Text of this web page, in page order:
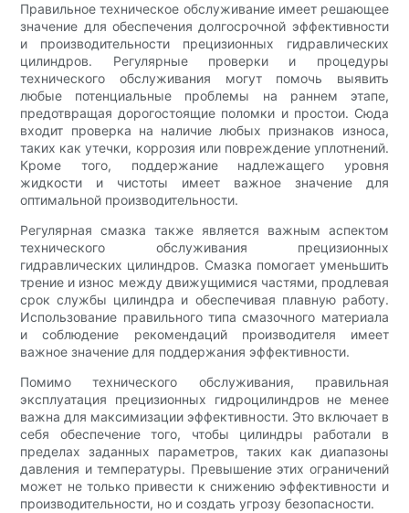
Правильное техническое обслуживание имеет решающее
значение для обеспечения долгосрочной эффективности
и производительности прецизионных гидравлических
цилиндров. Регулярные проверки и процедуры
технического обслуживания могут помочь выявить
любые потенциальные проблемы на раннем этапе,
предотвращая дорогостоящие поломки и простои. Сюда
входит проверка на наличие любых признаков износа,
таких как утечки, коррозия или повреждение уплотнений.
Кроме того, поддержание надлежащего уровня
жидкости и чистоты имеет важное значение для
оптимальной производительности.
Регулярная смазка также является важным аспектом
технического обслуживания прецизионных
гидравлических цилиндров. Смазка помогает уменьшить
трение и износ между движущимися частями, продлевая
срок службы цилиндра и обеспечивая плавную работу.
Использование правильного типа смазочного материала
и соблюдение рекомендаций производителя имеет
важное значение для поддержания эффективности.
Помимо технического обслуживания, правильная
эксплуатация прецизионных гидроцилиндров не менее
важна для максимизации эффективности. Это включает в
себя обеспечение того, чтобы цилиндры работали в
пределах заданных параметров, таких как диапазоны
давления и температуры. Превышение этих ограничений
может не только привести к снижению эффективности и
производительности, но и создать угрозу безопасности.